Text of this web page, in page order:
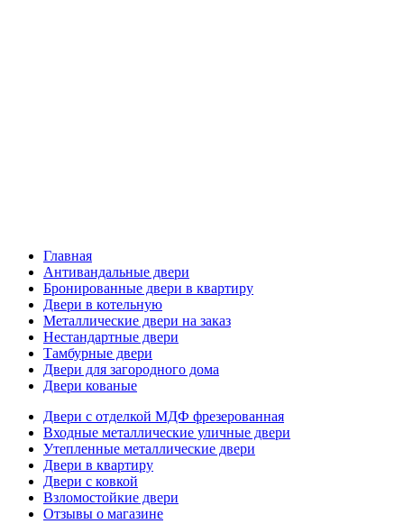
Главная
Антивандальные двери
Бронированные двери в квартиру
Двери в котельную
Металлические двери на заказ
Нестандартные двери
Тамбурные двери
Двери для загородного дома
Двери кованые
Двери с отделкой МДФ фрезерованная
Входные металлические уличные двери
Утепленные металлические двери
Двери в квартиру
Двери с ковкой
Взломостойкие двери
Отзывы о магазине